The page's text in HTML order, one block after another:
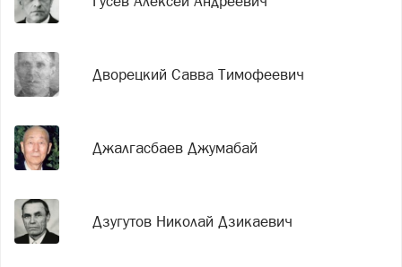
Дворецкий Савва Тимофеевич
Джалгасбаев Джумабай
Дзугутов Николай Дзикаевич